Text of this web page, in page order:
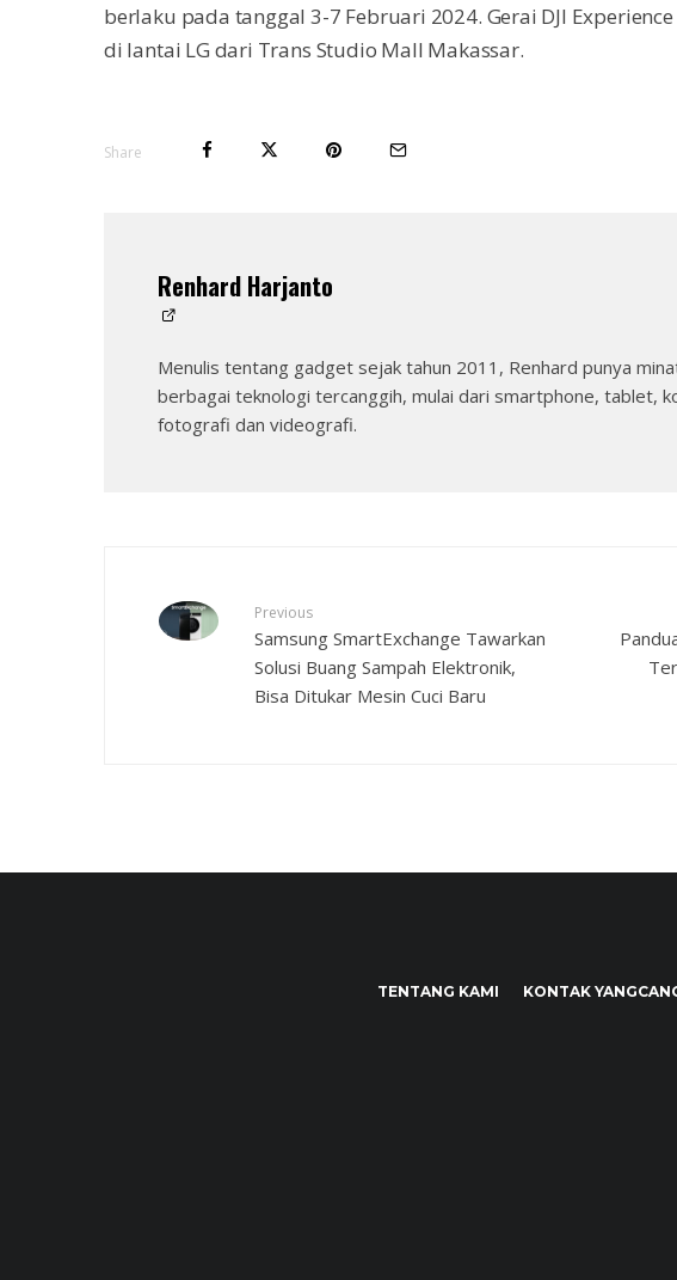
berlaku pada tanggal 3-7 Februari 2024. Gerai DJI
di lantai LG dari Trans Studio Mall Makassar.
Share
Renhard Harjanto
Menulis tentang gadget sejak tahun 2011, Renhard punya
berbagai teknologi tercanggih, mulai dari smartphone, tablet,
fotografi dan videografi.
Previous
Samsung SmartExchange Tawarkan
Solusi Buang Sampah Elektronik,
Bisa Ditukar Mesin Cuci Baru
TENTANG KAMI KONTAK